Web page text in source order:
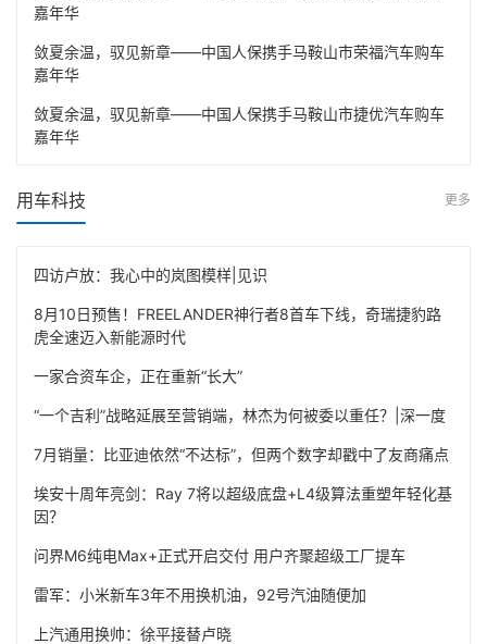
嘉年华
敛夏余温，驭见新章——中国人保携手马鞍山市荣福汽车购车
嘉年华
敛夏余温，驭见新章——中国人保携手马鞍山市捷优汽车购车
嘉年华
用车科技 更多
四访卢放：我心中的岚图模样|见识
8月10日预售！FREELANDER神行者8首车下线，奇瑞捷豹路
虎全速迈入新能源时代
一家合资车企，正在重新“长大”
“一个吉利”战略延展至营销端，林杰为何被委以重任？|深一度
7月销量：比亚迪依然“不达标”，但两个数字却戳中了友商痛点
埃安十周年亮剑：Ray 7将以超级底盘+L4级算法重塑年轻化基
因？
问界M6纯电Max+正式开启交付 用户齐聚超级工厂提车
雷军：小米新车3年不用换机油，92号汽油随便加
上汽通用换帅：徐平接替卢晓